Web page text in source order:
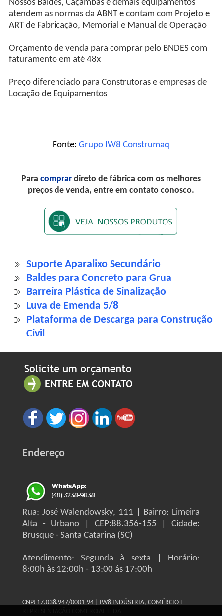
Nossos Baldes, Caçambas e demais equipamentos
atendem as normas da ABNT e contam com Projeto e
ART de Fabricação, Memorial e Manual de Operação
Orçamento de venda para comprar pelo BNDES com
faturamento em até 48x
Preço diferenciado para Construtoras e empresas de
Locação de Equipamentos
Fonte: Grupo IW8 Construmaq
Para comprar direto de fábrica com os melhores
preços de venda, entre em contato conosco.
Suporte Aparalixo Secundário
Baldes para Concreto para Grua
Barreira Plástica de Sinalização
Luva de Emenda 5/8
Plataforma de Descarga para Construção
Civil
Endereço
Rua: José Walendowsky, 111 | Bairro: Limeira
Alta - Urbano | CEP:88.356-155 | Cidade:
Brusque - Santa Catarina (SC)
Atendimento: Segunda à sexta | Horário:
8:00h às 12:00h - 13:00 ás 17:00h
CNPJ 17.038.947/0001-94 | IW8 INDÚSTRIA, COMÉRCIO E